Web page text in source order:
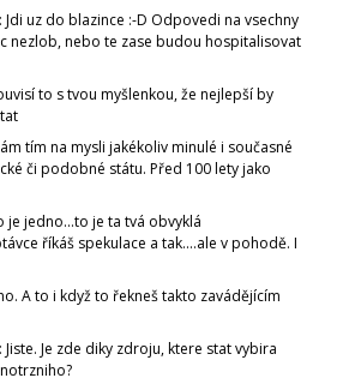
: Jdi uz do blazince :-D Odpovedi na vsechny
nezlob, nebo te zase budou hospitalisovat
to s tvou myšlenkou, že nejlepší by
tím na mysli jakékoliv minulé i současné
či podobné státu. Před 100 lety jako
je jedno...to je ta tvá obvyklá
říkáš spekulace a tak....ale v pohodě. I
A to i když to řekneš takto zavádějícím
: Jiste. Je zde diky zdroju, ktere stat vybira